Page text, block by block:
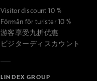
Visitor discount 10 %
Förmån för turister 10 %
游客享受九折优惠
ビジターディスカウント
LINDEX GROUP